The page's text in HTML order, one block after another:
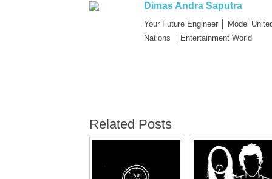
Dimas Andra Saputra
Your Future Engineer │ Model
Nations │ Entertainment World
Related Posts